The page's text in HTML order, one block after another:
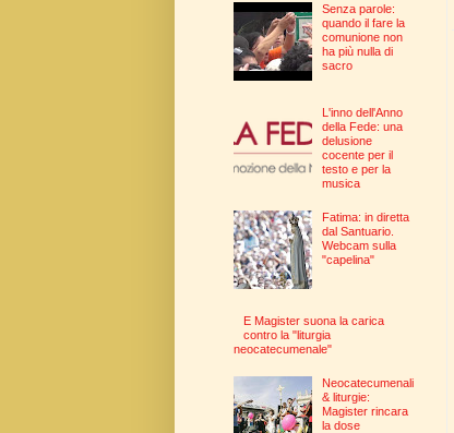
Senza parole:
quando il fare la
comunione non
ha più nulla di
sacro
L'inno dell'Anno
della Fede: una
delusione
cocente per il
testo e per la
musica
Fatima: in diretta
dal Santuario.
Webcam sulla
"capelina"
E Magister suona la carica
contro la "liturgia
neocatecumenale"
Neocatecumenali
& liturgie:
Magister rincara
la dose